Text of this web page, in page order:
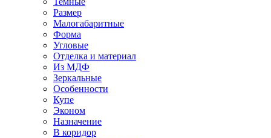
Размер
Малогабаритные
Форма
Угловые
Отделка и материал
Из МДФ
Зеркальные
Особенности
Купе
Эконом
Назначение
В коридор